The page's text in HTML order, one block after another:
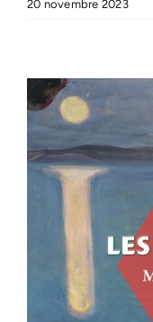
20 novembre 2023